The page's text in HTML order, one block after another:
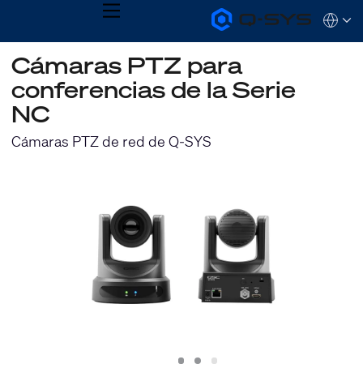
Q-
SYS
Products
Homepage
MENU
QSYS.com (English)
India (English)
Deutsch
Español
Français
日本語
Cámaras PTZ para
conferencias de la Serie
NC
Cámaras PTZ de red de Q-SYS
Slide
1 Slide
2 Slide
3